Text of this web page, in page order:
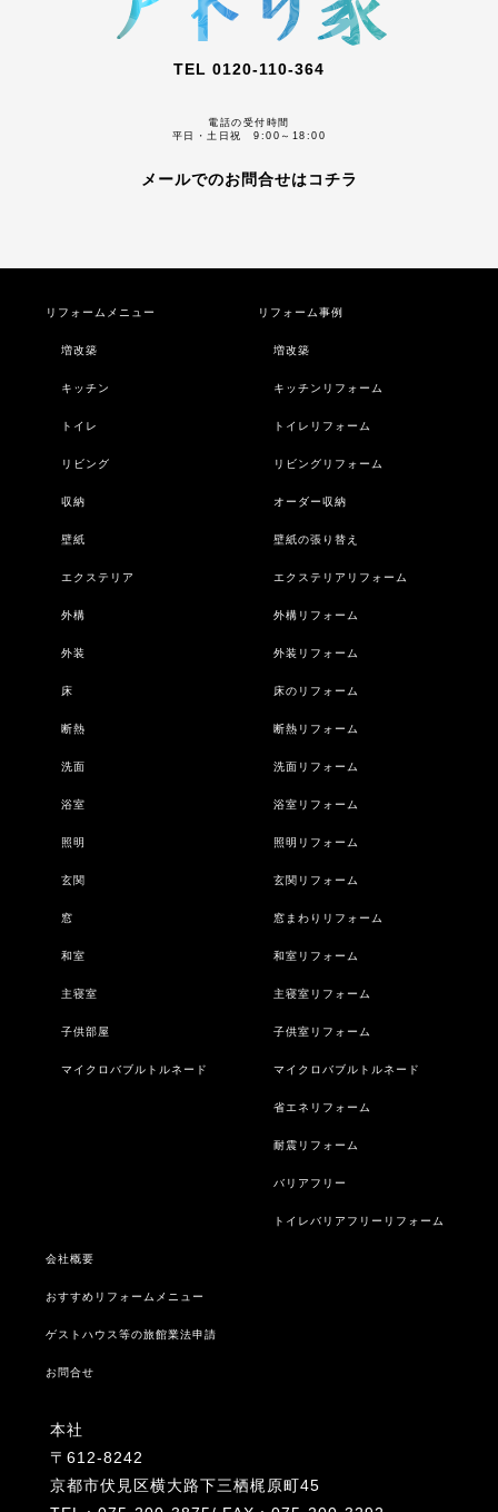
TEL 0120-110-364
電話の受付時間
平日・土日祝 9:00～18:00
メールでのお問合せはコチラ
リフォームメニュー
増改築
キッチン
トイレ
リビング
収納
壁紙
エクステリア
外構
外装
床
断熱
洗面
浴室
照明
玄関
窓
和室
主寝室
子供部屋
マイクロバブルトルネード
リフォーム事例
増改築
キッチンリフォーム
トイレリフォーム
リビングリフォーム
オーダー収納
壁紙の張り替え
エクステリアリフォーム
外構リフォーム
外装リフォーム
床のリフォーム
断熱リフォーム
洗面リフォーム
浴室リフォーム
照明リフォーム
玄関リフォーム
窓まわりリフォーム
和室リフォーム
主寝室リフォーム
子供室リフォーム
マイクロバブルトルネード
省エネリフォーム
耐震リフォーム
バリアフリー
トイレバリアフリーリフォーム
会社概要
おすすめリフォームメニュー
ゲストハウス等の旅館業法申請
お問合せ
本社
〒612-8242
京都市伏見区横大路下三栖梶原町45